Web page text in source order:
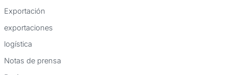
Exportación
exportaciones
logística
Notas de prensa